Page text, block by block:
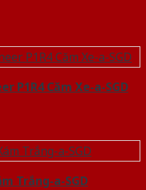
P1R4 Căm Xe-a-SGD
Trắng-a-SGD